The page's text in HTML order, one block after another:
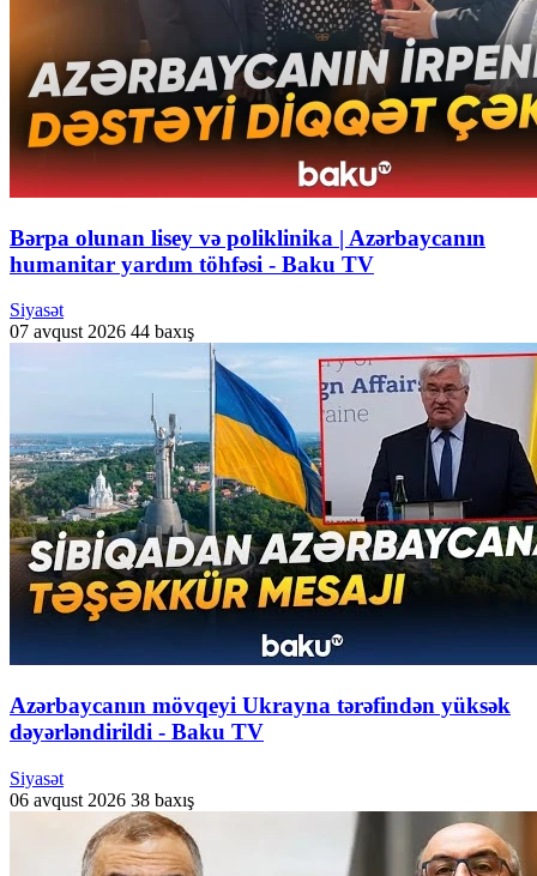
Bərpa olunan lisey və poliklinika | Azərbaycanın
humanitar yardım töhfəsi - Baku TV
Siyasət
07 avqust 2026 44 baxış
Azərbaycanın mövqeyi Ukrayna tərəfindən yüksək
dəyərləndirildi - Baku TV
Siyasət
06 avqust 2026 38 baxış